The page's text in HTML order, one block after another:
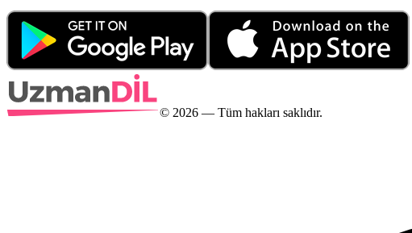
© 2026 — Tüm hakları saklıdır.